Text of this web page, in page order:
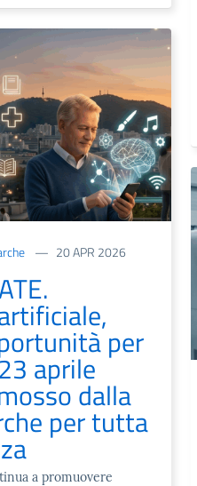
20 APR 2026
per
aprile
dalla
per tutta
a promuovere